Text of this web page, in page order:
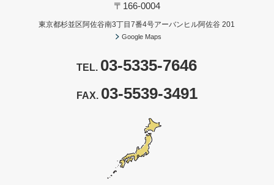
〒166-0004
東京都杉並区阿佐谷南3丁目7番4号アーバンヒル阿佐谷 201
Google Maps
TEL. 03-5335-7646
FAX. 03-5539-3491